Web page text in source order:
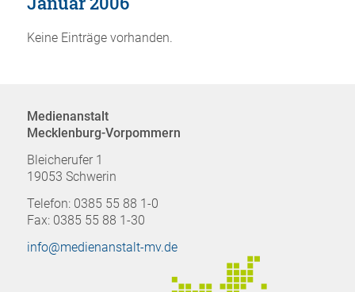
Keine Einträge vorhanden.
Medienanstalt
Mecklenburg-Vorpommern
Bleicherufer 1
19053 Schwerin
Telefon: 0385 55 88 1-0
Fax: 0385 55 88 1-30
info@medienanstalt-mv.de